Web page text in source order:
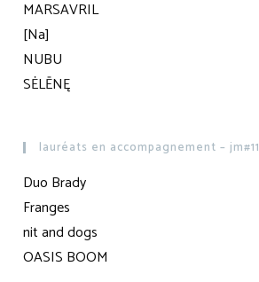
MARSAVRIL
[Na]
NUBU
SĖLĒNĘ
lauréats en accompagnement – jm#11
Duo Brady
Franges
nit and dogs
OASIS BOOM